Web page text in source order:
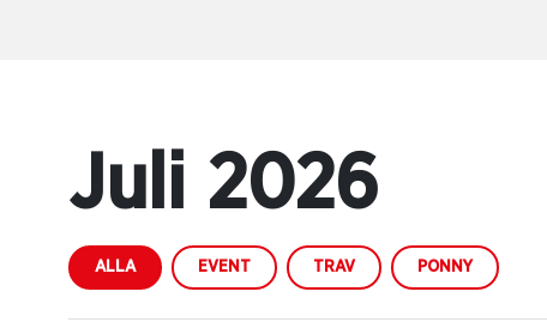
Juli 2026
ALLA EVENT TRAV PONNY